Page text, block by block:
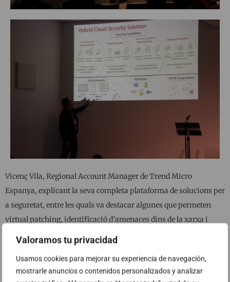
Valoramos tu privacidad
Usamos cookies para mejorar su experiencia de navegación,
mostrarle anuncios o contenidos personalizados y analizar
Vicenç Vila, Regional Account Manager de Trend Micro
Espanya, explicant la seva completa plataforma de solucions per
a seguretat, entre les quals va destacar algunes que permeten
virtual patching, identificació d’amenaces dins de la xarxa i
protecció de núvols.